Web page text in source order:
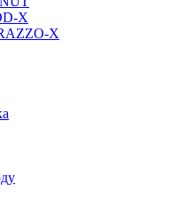
X
X